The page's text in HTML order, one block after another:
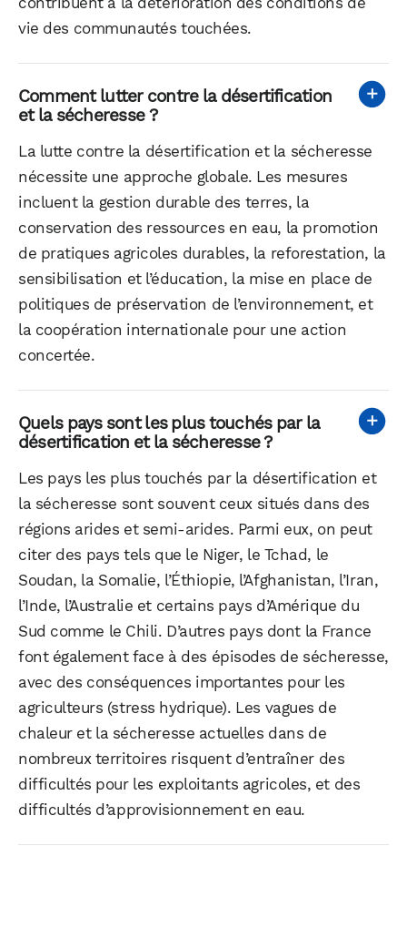
vie des communautés touchées.
Comment lutter contre la désertification
et la sécheresse ?
La lutte contre la désertification et la sécheresse
nécessite une approche globale. Les mesures
incluent la gestion durable des terres, la
conservation des ressources en eau, la promotion
de pratiques agricoles durables, la reforestation, la
sensibilisation et l’éducation, la mise en place de
politiques de préservation de l’environnement, et
la coopération internationale pour une action
concertée.
Quels pays sont les plus touchés par la
désertification et la sécheresse ?
Les pays les plus touchés par la désertification et
la sécheresse sont souvent ceux situés dans des
régions arides et semi-arides. Parmi eux, on peut
citer des pays tels que le Niger, le Tchad, le
Soudan, la Somalie, l’Éthiopie, l’Afghanistan, l’Iran,
l’Inde, l’Australie et certains pays d’Amérique du
Sud comme le Chili. D’autres pays dont la France
font également face à des épisodes de sécheresse,
avec des conséquences importantes pour les
agriculteurs (stress hydrique). Les vagues de
chaleur et la sécheresse actuelles dans de
nombreux territoires risquent d’entraîner des
difficultés pour les exploitants agricoles, et des
difficultés d’approvisionnement en eau.